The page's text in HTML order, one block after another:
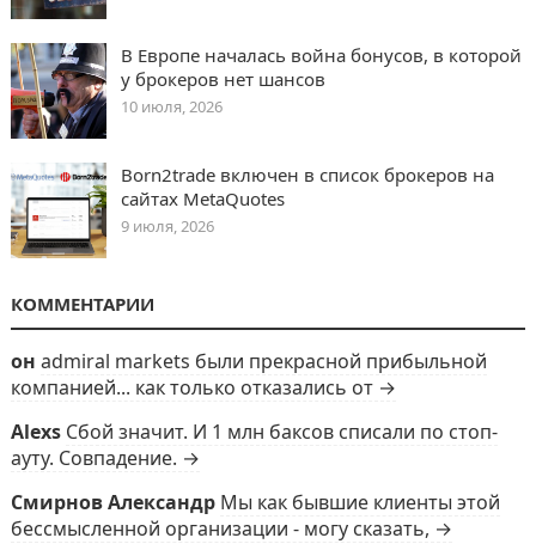
В Европе началась война бонусов, в которой
у брокеров нет шансов
10 июля, 2026
Born2trade включен в список брокеров на
сайтах MetaQuotes
9 июля, 2026
КОММЕНТАРИИ
он admiral markets были прекрасной прибыльной
компанией... как только отказались от →
Alexs Сбой значит. И 1 млн баксов списали по стоп-
ауту. Совпадение. →
Смирнов Александр Мы как бывшие клиенты этой
бессмысленной организации - могу сказать, →